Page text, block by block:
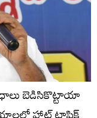
బెడిసికొట్టాయా